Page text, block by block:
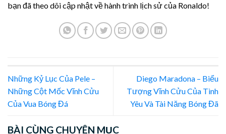
bạn đã theo dõi cập nhật về hành trình lịch sử của Ronaldo!
Những Kỷ Lục Của Pele –
Những Cột Mốc Vĩnh Cửu
Của Vua Bóng Đá
Diego Maradona – Biểu
Tượng Vĩnh Cửu Của Tình
Yêu Và Tài Năng Bóng Đã
BÀI CÙNG CHUYÊN MỤC